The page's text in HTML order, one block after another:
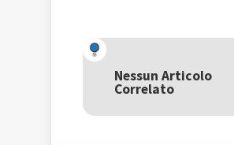
una
nuova
finestra)
nuova
finestra)
una
nuova
Nessun Articolo
Correlato